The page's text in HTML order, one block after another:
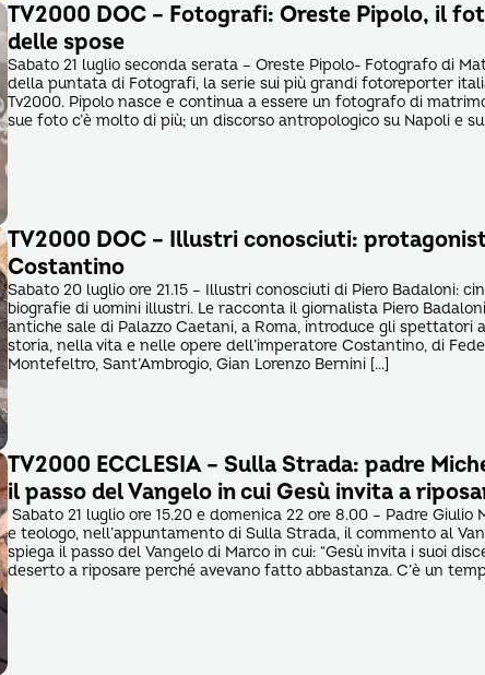
TV2000 DOC – Fotografi: Oreste Pipolo, il
delle spose
Sabato 21 luglio seconda serata – Oreste Pipolo- Fotografo di
della puntata di Fotografi, la serie sui più grandi fotoreporter
Tv2000. Pipolo nasce e continua a essere un fotografo di
sue foto c’è molto di più; un discorso antropologico su Napoli e
TV2000 DOC – Illustri conosciuti:
Costantino
Sabato 20 luglio ore 21.15 – Illustri conosciuti di Piero Badaloni:
biografie di uomini illustri. Le racconta il giornalista Piero
antiche sale di Palazzo Caetani, a Roma, introduce gli spettatori
storia, nella vita e nelle opere dell’imperatore Costantino, di
Montefeltro, Sant’Ambrogio, Gian Lorenzo Bernini […]
TV2000 ECCLESIA – Sulla Strada: padre
il passo del Vangelo in cui Gesù invita a
Sabato 21 luglio ore 15.20 e domenica 22 ore 8.00 – Padre Giulio
e teologo, nell’appuntamento di Sulla Strada, il commento al
spiega il passo del Vangelo di Marco in cui: “Gesù invita i suoi
deserto a riposare perché avevano fatto abbastanza. C’è un